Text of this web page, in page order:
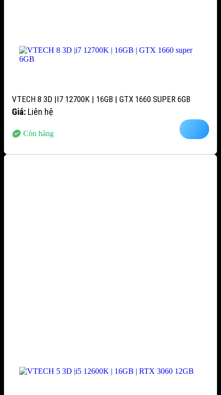
VTECH 8 3D |I7 12700K | 16GB | GTX 1660 SUPER 6GB
Giá: Liên hệ
Còn hàng